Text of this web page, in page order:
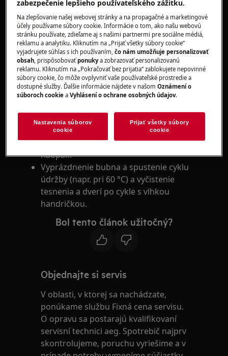
Počas prania púšťajú niektoré typy materiálov,
ako napr. vlnené tkaniny, žmolky alebo vlákna.
Vytvorené žmolky sa môžu prilepiť k bielizni
počas tohto alebo nasledovných cyklov prania.
Tento problém je ešte závažnejší u syntetických
materiálov.
Na zabráneniu tohto problému sa odporúča:
Neperte tmavé odevy súčasne s odevmi
svetlých alebo živých farieb (predovšetkým
nové vlnené odevy a teplákové bundy) a
naopak.
Vyprázdnenie bubna a spustenie cyklu
údržby (napr. pri 60 °C) a vyčistenie
tesnenia a dverí po cykle s vlhkou
handričkou.
Bol tento článok užitočný?
Objednajte si servis
V oblasti, v ktorej sa nachádzate,
ponúkame službu Fixná cena servisu.
O opravu sa postarajú kvalifikovaní
servisní technici aeg. Spotrebič najprv
skontrolujeme, poruchu vyriešime a v
zabezpečenie lepšieho používateľského zážitku.
Na zlepšovanie našej webovej stránky a na propagačné a marketingové
účely používame súbory cookie. Informácie o tom, ako našu webovú
stránku používate, zdieľame aj s našimi partnermi pre sociálne médiá,
reklamu a analytiku. Kliknutím na „Prijať všetky súbory cookie“
vyjadrujete súhlas s ich používaním,čo nám umožňuje personalizovať
obsah, prispôsobovaťponukya zobrazovať personalizovanú
reklamu. Kliknutím na „Pokračovať bez prijatia“ zablokujete nepovinné
súbory cookie, čo môže ovplyvniť vaše používateľské prostredie a
dostupné služby. Ďalšie informácie nájdete v našomOznámení o
súboroch cookie aVyhlásení o ochrane osobných údajov.
Nastavenia súborov
cookie
Prijať všetky súbory
cookie